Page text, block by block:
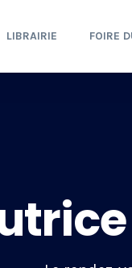
LIBRAIRIE FOIRE